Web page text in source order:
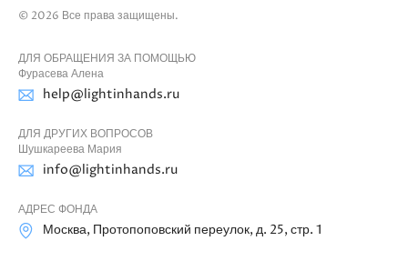
© 2026 Все права защищены.
ДЛЯ ОБРАЩЕНИЯ ЗА ПОМОЩЬЮ
Фурасева Алена
help@lightinhands.ru
ДЛЯ ДРУГИХ ВОПРОСОВ
Шушкареева Мария
info@lightinhands.ru
АДРЕС ФОНДА
Москва, Протопоповский переулок, д. 25, стр. 1